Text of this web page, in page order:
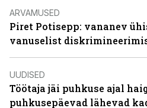
ARVAMUSED
Piret Potisepp: vananev
vanuselist
UUDISED
Töötaja jäi puhkuse ajal
puhkusepäevad lähevad